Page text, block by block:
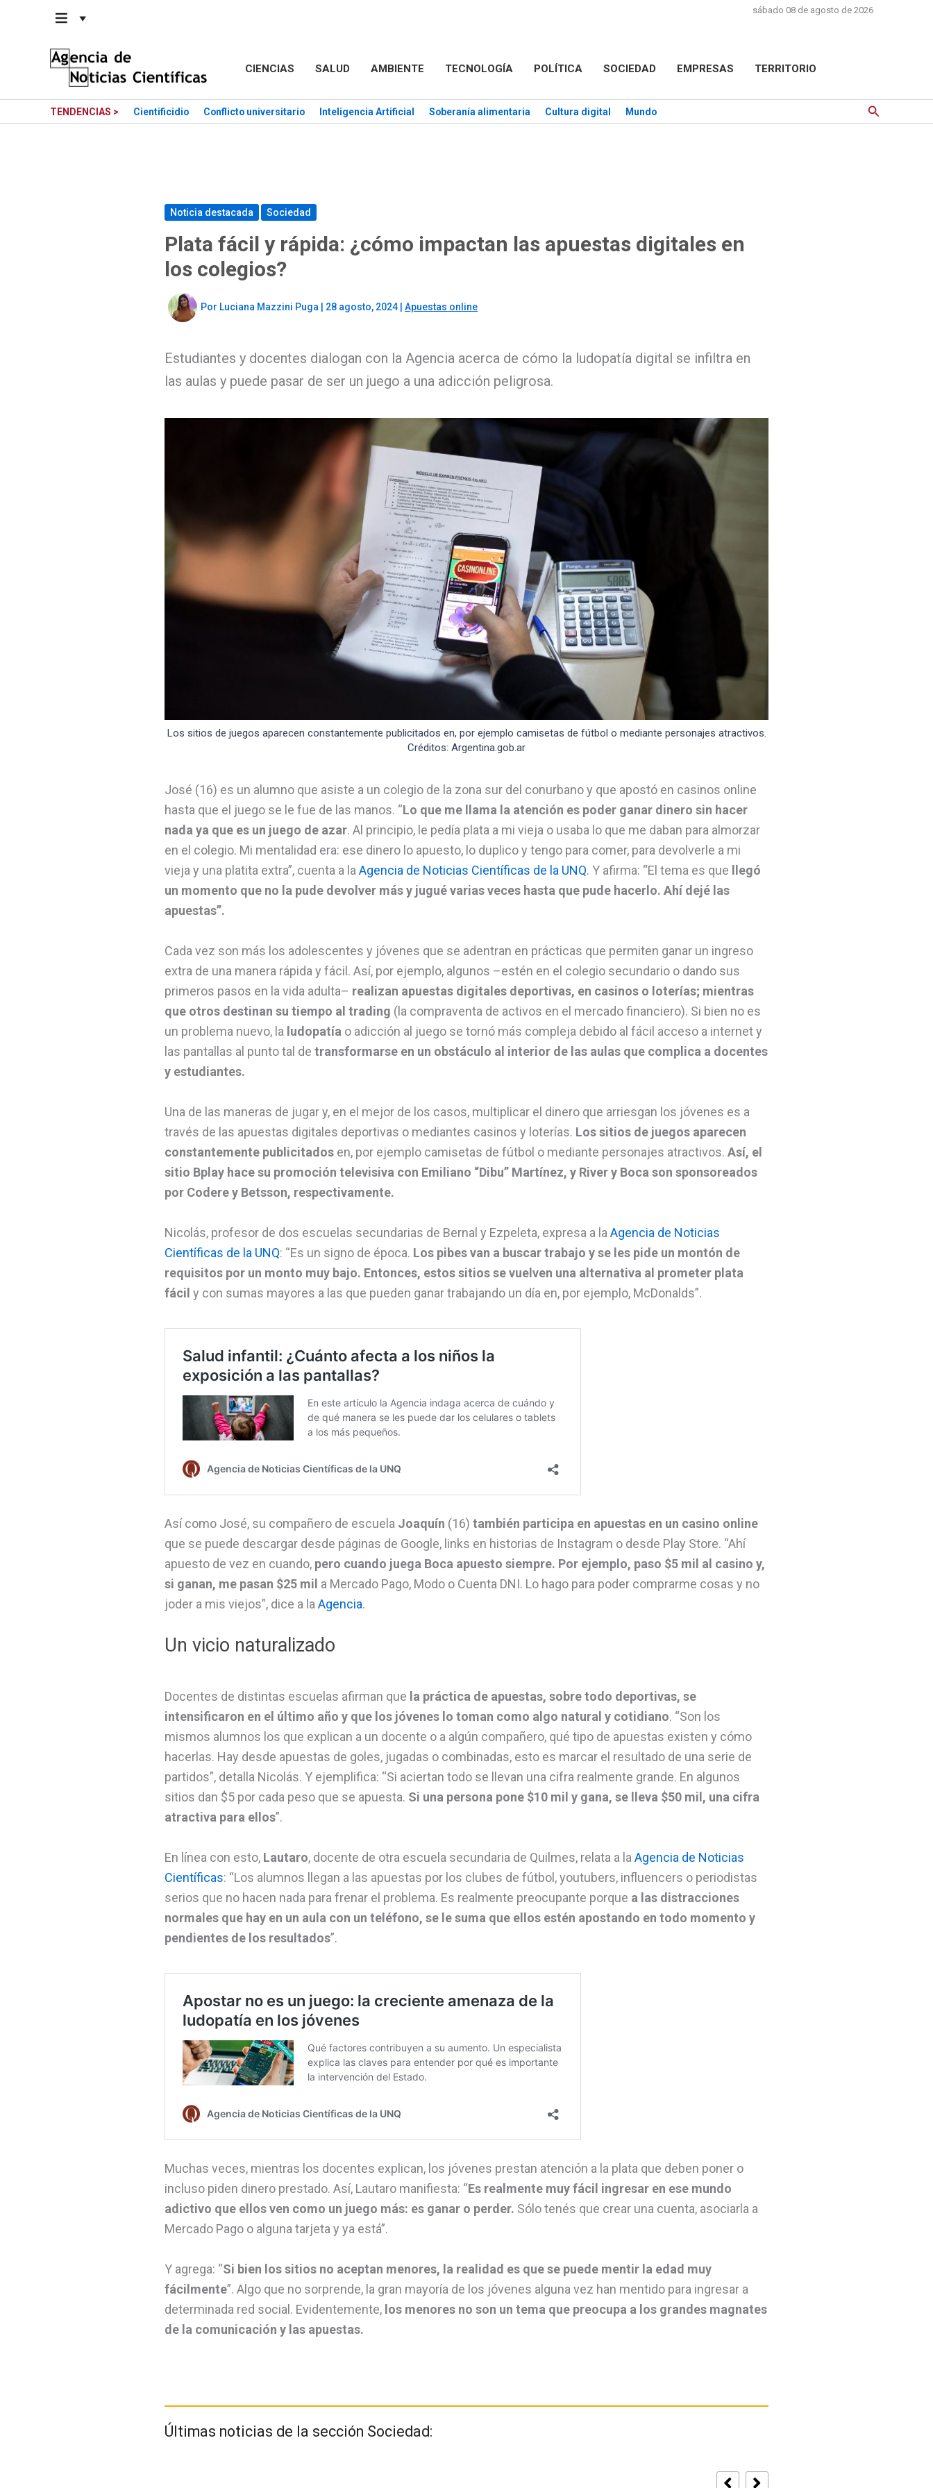
contenido
sábado 08 de agosto de 2026
CIENCIAS SALUD AMBIENTE TECNOLOGÍA POLÍTICA SOCIEDAD EMPRESAS TERRITORIO
TENDENCIAS > Cientificidio Conflicto universitario Inteligencia Artificial Soberanía alimentaria Cultura digital Mundo Buscar
Noticia destacada Sociedad
Plata fácil y rápida: ¿cómo impactan las apuestas digitales en
los colegios?
Por Luciana Mazzini Puga 28 agosto, 2024 Apuestas online
Estudiantes y docentes dialogan con la Agencia acerca de cómo la ludopatía digital se infiltra en
las aulas y puede pasar de ser un juego a una adicción peligrosa.
Los sitios de juegos aparecen constantemente publicitados en, por ejemplo camisetas de fútbol o mediante personajes atractivos.
Créditos: Argentina.gob.ar
José (16) es un alumno que asiste a un colegio de la zona sur del conurbano y que apostó en casinos online
hasta que el juego se le fue de las manos. “Lo que me llama la atención es poder ganar dinero sin hacer
nada ya que es un juego de azar. Al principio, le pedía plata a mi vieja o usaba lo que me daban para almorzar
en el colegio. Mi mentalidad era: ese dinero lo apuesto, lo duplico y tengo para comer, para devolverle a mi
vieja y una platita extra”, cuenta a laAgencia de Noticias Científicas de la UNQ. Y afirma: “El tema es que
llegó
un momento que no la pude devolver más y jugué varias veces hasta que pude hacerlo. Ahí dejé las
apuestas”.
Cada vez son más los adolescentes y jóvenes que se adentran en prácticas que permiten ganar un ingreso
extra de una manera rápida y fácil. Así, por ejemplo, algunos –estén en el colegio secundario o dando sus
primeros pasos en la vida adulta– realizan apuestas digitales deportivas, en casinos o loterías; mientras
que otros destinan su tiempo al trading (la compraventa de activos en el mercado financiero). Si bien no es
un problema nuevo, la ludopatía o adicción al juego se tornó más compleja debido al fácil acceso a internet y
las pantallas al punto tal de transformarse en un obstáculo al interior de las aulas que complica a docentes
y estudiantes.
Una de las maneras de jugar y, en el mejor de los casos, multiplicar el dinero que arriesgan los jóvenes es a
través de las apuestas digitales deportivas o mediantes casinos y loterías. Los sitios de juegos aparecen
constantemente publicitados en, por ejemplo camisetas de fútbol o mediante personajes atractivos. Así, el
sitio Bplay hace su promoción televisiva con Emiliano “Dibu” Martínez, y River y Boca son sponsoreados
por Codere y Betsson, respectivamente.
Nicolás, profesor de dos escuelas secundarias de Bernal y Ezpeleta, expresa a la Agencia de Noticias
Científicas de la UNQ: “Es un signo de época. Los pibes van a buscar trabajo y se les pide un montón de
requisitos por un monto muy bajo. Entonces, estos sitios se vuelven una alternativa al prometer plata
fácil y con sumas mayores a las que pueden ganar trabajando un día en, por ejemplo, McDonalds”.
Así como José, su compañero de escuela Joaquín (16) también participa en apuestas en un casino online
que se puede descargar desde páginas de Google, links en historias de Instagram o desde Play Store. “Ahí
apuesto de vez en cuando, pero cuando juega Boca apuesto siempre. Por ejemplo, paso $5 mil al casino y,
si ganan, me pasan $25 mil a Mercado Pago, Modo o Cuenta DNI. Lo hago para poder comprarme cosas y no
joder a mis viejos”, dice a la Agencia.
Un vicio naturalizado
Docentes de distintas escuelas afirman que la práctica de apuestas, sobre todo deportivas, se
intensificaron en el último año y que los jóvenes lo toman como algo natural y cotidiano. “Son los
mismos alumnos los que explican a un docente o a algún compañero, qué tipo de apuestas existen y cómo
hacerlas. Hay desde apuestas de goles, jugadas o combinadas, esto es marcar el resultado de una serie de
partidos”, detalla Nicolás. Y ejemplifica: “Si aciertan todo se llevan una cifra realmente grande. En algunos
sitios dan $5 por cada peso que se apuesta. Si una persona pone $10 mil y gana, se lleva $50 mil, una cifra
atractiva para ellos”.
En línea con esto, Lautaro, docente de otra escuela secundaria de Quilmes, relata a la Agencia de Noticias
Científicas: “Los alumnos llegan a las apuestas por los clubes de fútbol, youtubers, influencers o periodistas
serios que no hacen nada para frenar el problema. Es realmente preocupante porque a las distracciones
normales que hay en un aula con un teléfono, se le suma que ellos estén apostando en todo momento y
pendientes de los resultados”.
Muchas veces, mientras los docentes explican, los jóvenes prestan atención a la plata que deben poner o
incluso piden dinero prestado. Así, Lautaro manifiesta: “Es realmente muy fácil ingresar en ese mundo
adictivo que ellos ven como un juego más: es ganar o perder. Sólo tenés que crear una cuenta, asociarla a
Mercado Pago o alguna tarjeta y ya está”.
Y agrega: “Si bien los sitios no aceptan menores, la realidad es que se puede mentir la edad muy
fácilmente”. Algo que no sorprende, la gran mayoría de los jóvenes alguna vez han mentido para ingresar a
determinada red social. Evidentemente, los menores no son un tema que preocupa a los grandes magnates
de la comunicación y las apuestas.
Últimas noticias de la sección Sociedad: